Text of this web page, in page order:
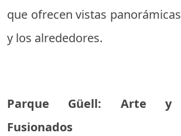
que ofrecen vistas
y los alrededores.
Parque Güell: Arte y
Fusionados